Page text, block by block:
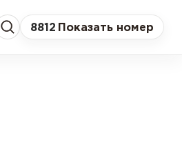
8812 Показать номер